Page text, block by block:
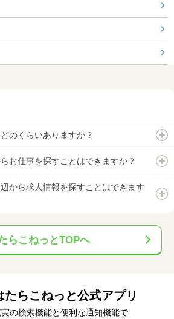
のくらいありますか？
お仕事を探すことはできますか？
から求人情報を探すことはできます
らこねっとTOPへ
たらこねっと公式アプリ
実の検索機能と便利な通知機能で